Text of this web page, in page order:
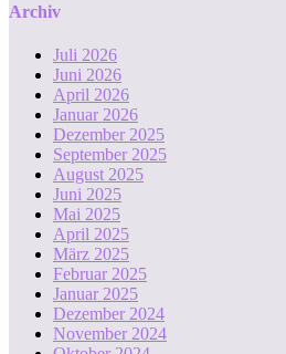
Archiv
Juli 2026
Juni 2026
April 2026
Januar 2026
Dezember 2025
September 2025
August 2025
Juni 2025
Mai 2025
April 2025
März 2025
Februar 2025
Januar 2025
Dezember 2024
November 2024